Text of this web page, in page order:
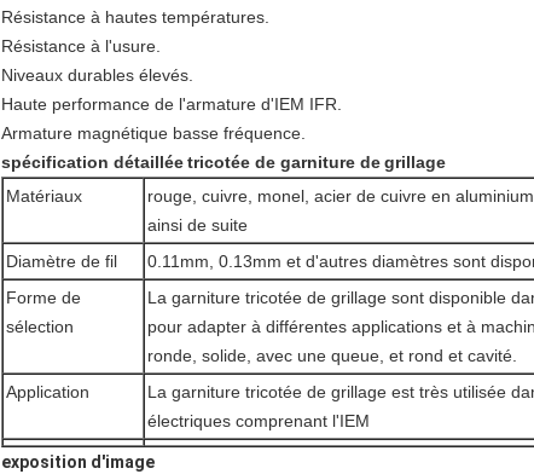
Résistance à hautes températures.
Résistance à l'usure.
Niveaux durables élevés.
Haute performance de l'armature d'IEM IFR.
Armature magnétique basse fréquence.
spécification détailléetricotée de garniture degrillage
Matériaux
rouge, cuivre, monel, acier de cuivre en
ainsi de suite
Diamètre de fil
0.11mm, 0.13mm et d'autres diamètres sont
Forme de
sélection
La garniture tricotée de grillage sont disponible
pour adapter à différentes applications et à
ronde, solide, avec une queue, et rond et cavité.
Application
La garniture tricotée de grillage est très utilisée
électriques comprenant l'IEM
exposition d'image